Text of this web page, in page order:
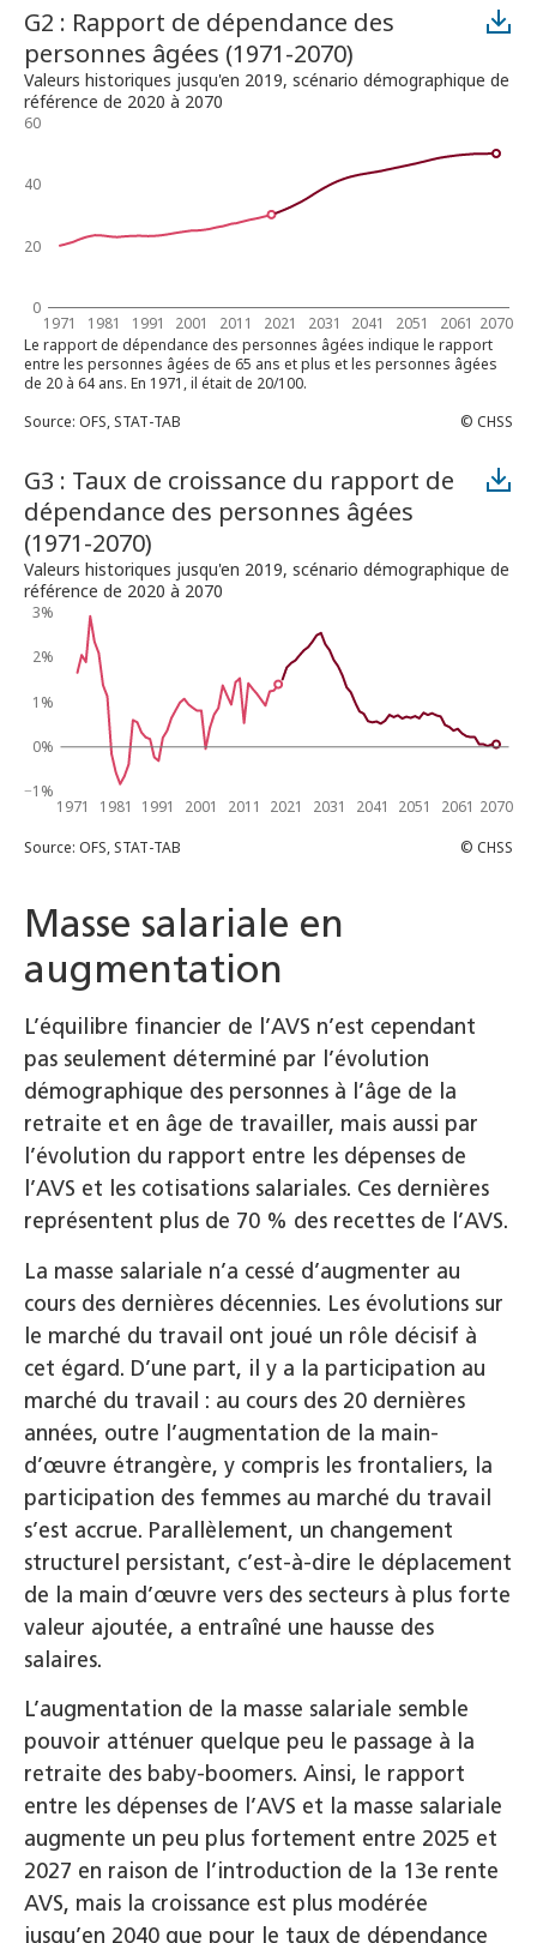
Masse salariale en
augmentation
L’équilibre financier de l’AVS n’est cependant
pas seulement déterminé par l’évolution
démographique des personnes à l’âge de la
retraite et en âge de travailler, mais aussi par
l’évolution du rapport entre les dépenses de
l’AVS et les cotisations salariales. Ces dernières
représentent plus de 70 % des recettes de l’AVS.
La masse salariale n’a cessé d’augmenter au
cours des dernières décennies. Les évolutions sur
le marché du travail ont joué un rôle décisif à
cet égard. D’une part, il y a la participation au
marché du travail : au cours des 20 dernières
années, outre l’augmentation de la main-
d’œuvre étrangère, y compris les frontaliers, la
participation des femmes au marché du travail
s’est accrue. Parallèlement, un changement
structurel persistant, c’est-à-dire le déplacement
de la main d’œuvre vers des secteurs à plus forte
valeur ajoutée, a entraîné une hausse des
salaires.
L’augmentation de la masse salariale semble
pouvoir atténuer quelque peu le passage à la
retraite des baby-boomers. Ainsi, le rapport
entre les dépenses de l’AVS et la masse salariale
augmente un peu plus fortement entre 2025 et
2027 en raison de l’introduction de la 13e rente
AVS, mais la croissance est plus modérée
jusqu’en 2040 que pour le taux de dépendance